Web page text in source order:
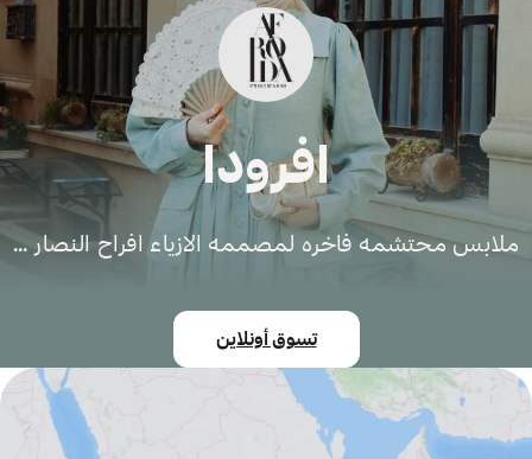
افرودا
ملابس محتشمه فاخره لمصممه الازياء افراح النصار ...
تسوق أونلاين